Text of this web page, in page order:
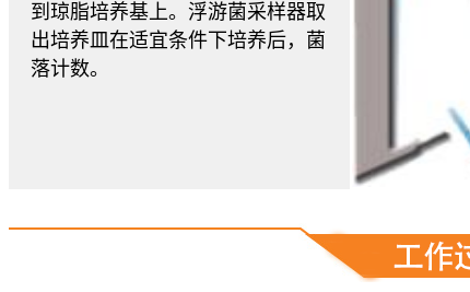
到琼脂培养基上。浮游菌采样器取
出培养皿在适宜条件下培养后，菌
落计数。